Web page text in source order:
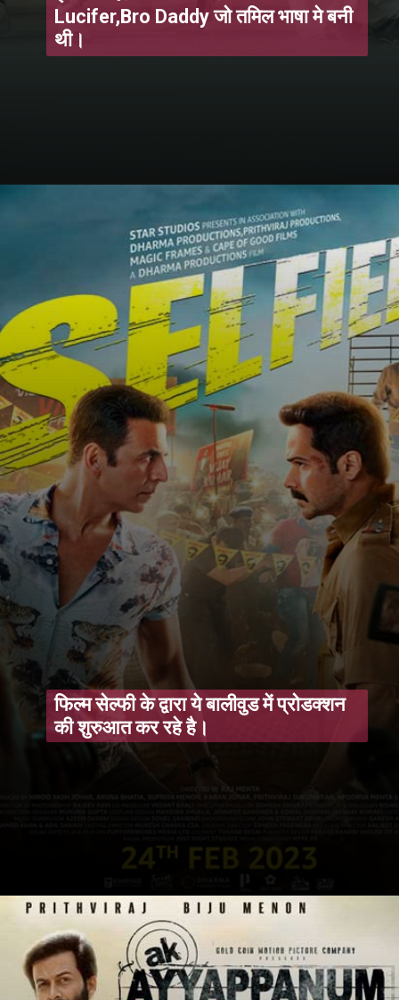
Lucifer,Bro Daddy जो तमिल भाषा मे बनी
थी।
फिल्म सेल्फी के द्वारा ये बालीवुड में प्रोडक्शन
की शुरुआत कर रहे है।